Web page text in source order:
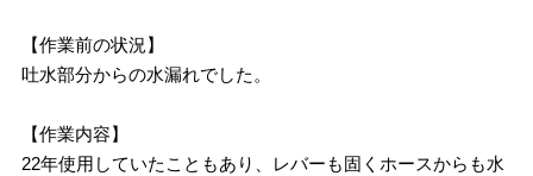
【作業前の状況】
吐水部分からの水漏れでした。
【作業内容】
22年使用していたこともあり、レバーも固くホースからも水